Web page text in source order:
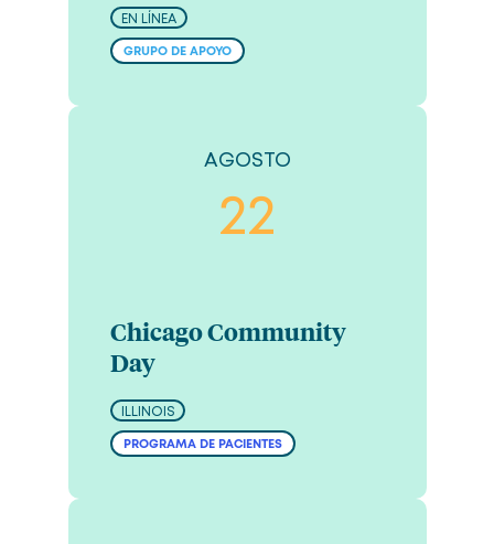
EN LÍNEA
GRUPO DE APOYO
AGOSTO
22
Chicago Community
Day
ILLINOIS
PROGRAMA DE PACIENTES